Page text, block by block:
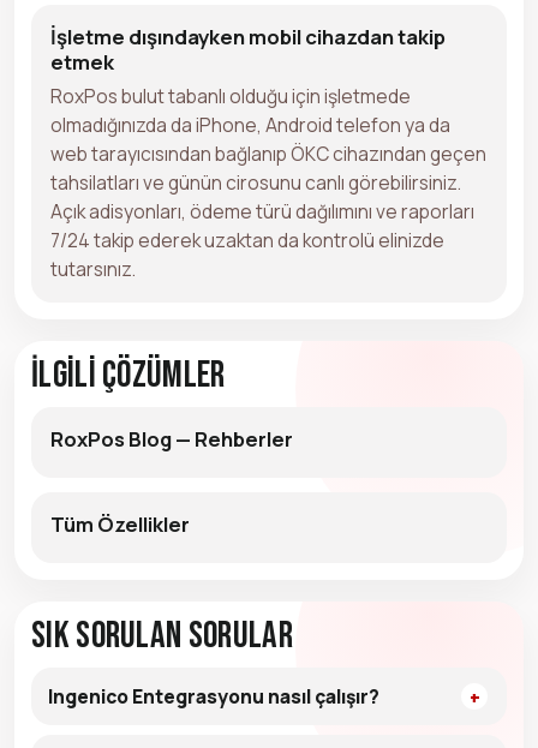
İşletme dışındayken mobil cihazdan takip
etmek
RoxPos bulut tabanlı olduğu için işletmede
olmadığınızda da iPhone, Android telefon ya da
web tarayıcısından bağlanıp ÖKC cihazından geçen
tahsilatları ve günün cirosunu canlı görebilirsiniz.
Açık adisyonları, ödeme türü dağılımını ve raporları
7/24 takip ederek uzaktan da kontrolü elinizde
tutarsınız.
İlgili Çözümler
RoxPos Blog — Rehberler
Tüm Özellikler
Sık Sorulan Sorular
Ingenico Entegrasyonu nasıl çalışır?